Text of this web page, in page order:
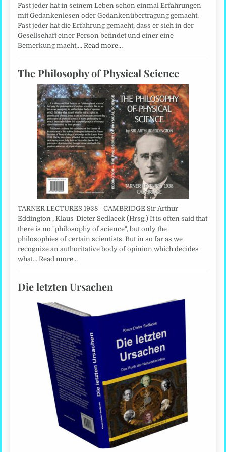
Fast jeder hat in seinem Leben schon einmal Erfahrungen
mit Gedankenlesen oder Gedankenübertragung gemacht.
Fast jeder hat die Erfahrung gemacht, dass er sich in der
Gesellschaft einer Person befindet und einer eine
Bemerkung macht,…Read more…
The Philosophy of Physical Science
TARNER LECTURES 1938 - CAMBRIDGE Sir Arthur
Eddington , Klaus-Dieter Sedlacek (Hrsg.) It is often said that
there is no "philosophy of science", but only the
philosophies of certain scientists. But in so far as we
recognize an authoritative body of opinion which decides
what…Read more…
Die letzten Ursachen